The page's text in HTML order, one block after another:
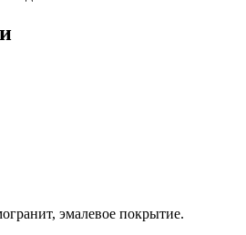
эмалевое покрытие.